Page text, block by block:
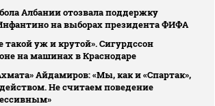
Албании отозвала поддержку
на выборах президента ФИФА
такой уж и крутой». Сигурдссон
на машинах в Краснодаре
Айдамиров: «Мы, как и «Спартак»,
Не считаем поведение